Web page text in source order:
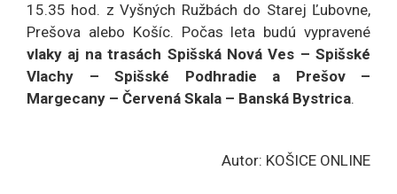
15.35 hod. z Vyšných Ružbách do Starej Ľubovne,
Prešova alebo Košíc. Počas leta budú vypravené
vlaky aj na trasách Spišská Nová Ves – Spišské
Vlachy – Spišské Podhradie a Prešov –
Margecany – Červená Skala – Banská Bystrica.
Autor: KOŠICE ONLINE